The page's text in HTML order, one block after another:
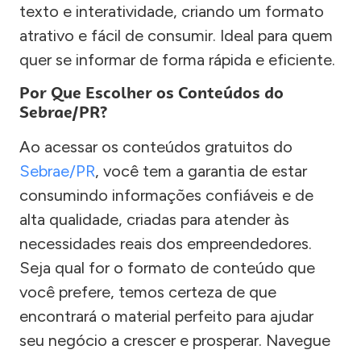
texto e interatividade, criando um formato
atrativo e fácil de consumir. Ideal para quem
quer se informar de forma rápida e eficiente.
Por Que Escolher os Conteúdos do
Sebrae/PR?
Ao acessar os conteúdos gratuitos do
Sebrae/PR, você tem a garantia de estar
consumindo informações confiáveis e de
alta qualidade, criadas para atender às
necessidades reais dos empreendedores.
Seja qual for o formato de conteúdo que
você prefere, temos certeza de que
encontrará o material perfeito para ajudar
seu negócio a crescer e prosperar. Navegue